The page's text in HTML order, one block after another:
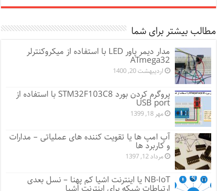
مطالب بیشتر برای شما
مدار دیمر پاور LED با استفاده از میکروکنترلر
ATmega32
اردیبهشت 20, 1400
پروگرم کردن بورد STM32F103C8 با استفاده از
USB port
مهر 18, 1399
آپ امپ ها یا تقویت کننده های عملیاتی – مدارات
و کاربرد ها
مرداد 12, 1397
NB-IoT یا اینترنت اشیا کم پهنا – نسل بعدی